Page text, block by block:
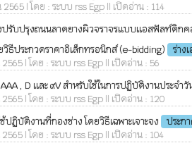
| โดย : ระบบ rss Egp || เปิดอ่าน : 114
ปรับปรุงถนนลาดยางผิวจราจรแบบแอสฟัลท์ติก
วิธีประกวดราคาอิเล็กทรอนิกส์ (e-bidding)
ร่าง
| โดย : ระบบ rss Egp || เปิดอ่าน : 56
, D และ ๙V สำหรับใช้ในการปฏิบัติงานประจำ
| โดย : ระบบ rss Egp || เปิดอ่าน : 120
ฏิบัติงานที่กองช่าง โดยวิธีเฉพาะเจาะจง
ประก
| โดย : ระบบ rss Egp || เปิดอ่าน : 104